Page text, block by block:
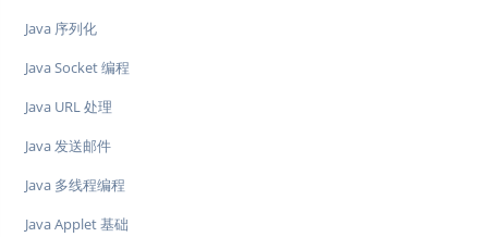
Java 序列化
Java Socket 编程
Java URL 处理
Java 发送邮件
Java 多线程编程
Java Applet 基础